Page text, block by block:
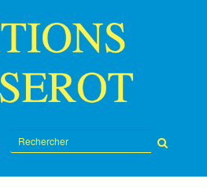
sur